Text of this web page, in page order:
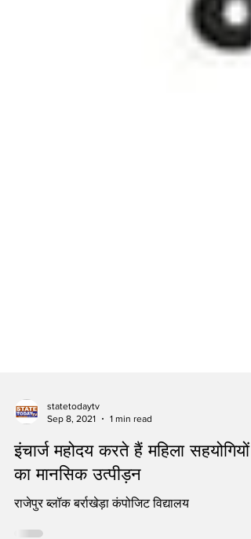
statetodaytv
Sep 8, 2021
1 min read
इंचार्ज महोदय करते हैं महिला सहयोगियों